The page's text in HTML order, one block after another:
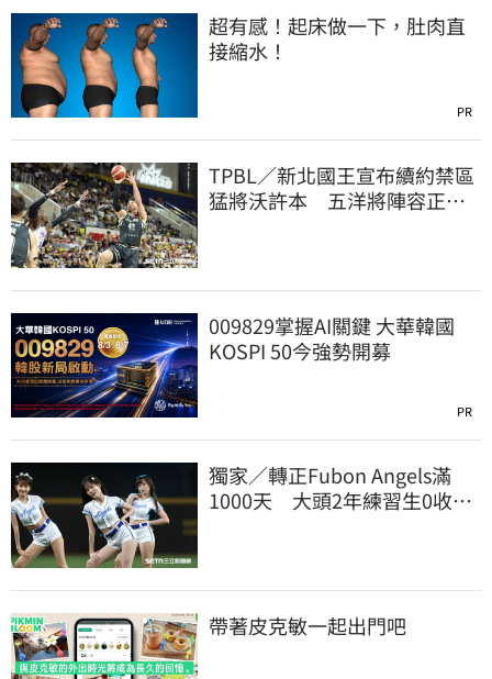
超有感！起床做一下，肚肉直
接縮水！
PR
TPBL／新北國王宣布續約禁區
猛將沃許本 五洋將陣容正式
009829掌握AI關鍵 大華韓國
KOSPI 50今強勢開募
PR
獨家／轉正Fubon Angels滿
1000天 大頭2年練習生0收
帶著皮克敏一起出門吧